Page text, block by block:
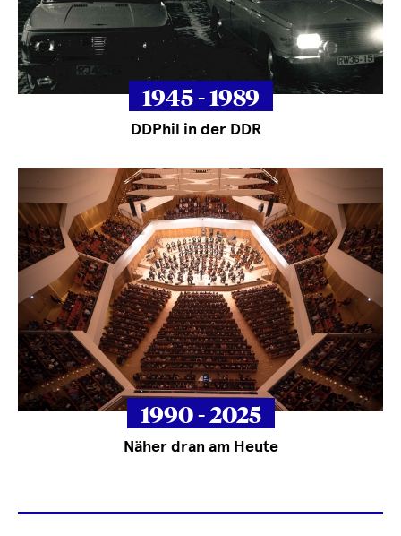
1945 - 1989
DDPhil in der DDR
1990 - 2025
Näher dran am Heute